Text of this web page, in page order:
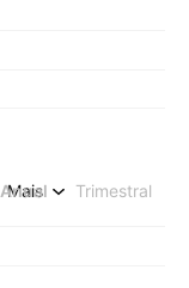
Anual Trimestral
Mais